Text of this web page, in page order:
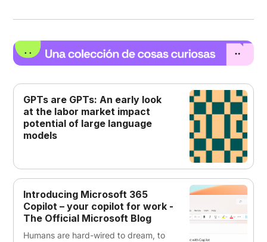
GPTs are GPTs: An early look
at the labor market impact
potential of large language
models
Introducing Microsoft 365
Copilot – your copilot for work -
The Official Microsoft Blog
Humans are hard-wired to dream, to